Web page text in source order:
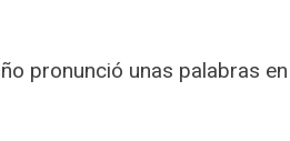
pronunció unas palabras en